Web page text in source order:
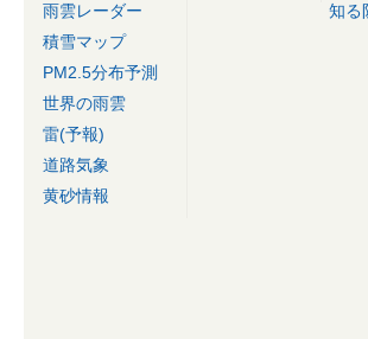
雨雲レーダー
積雪マップ
PM2.5分布予測
世界の雨雲
雷(予報)
道路気象
黄砂情報
知る